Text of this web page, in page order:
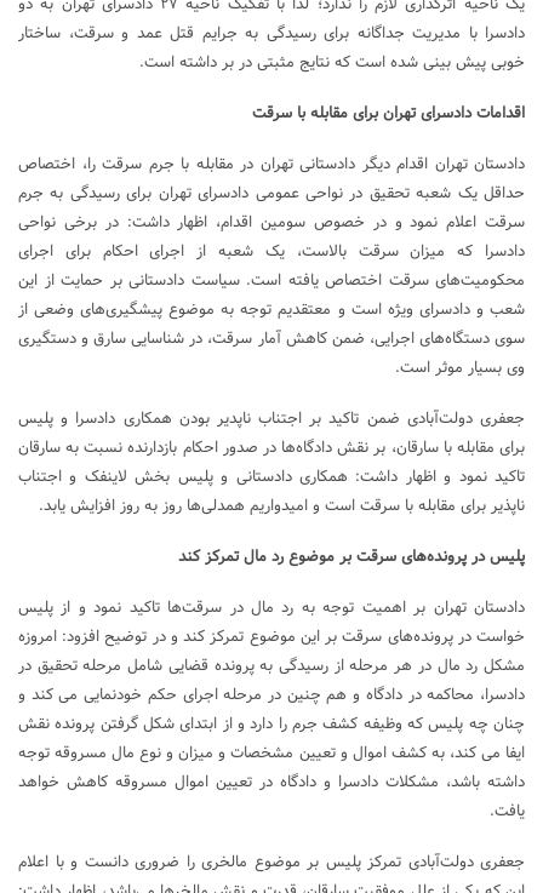
یک ناحیه اثرگذاری لازم را ندارد؛ لذا با تفکیک ناحیه ۲۷ دادسرای تهران به دو
دادسرا با مدیریت جداگانه برای رسیدگی به جرایم قتل عمد و سرقت، ساختار
خوبی پیش بینی شده است که نتایج مثبتی در بر داشته است.
اقدامات دادسرای تهران برای مقابله با سرقت
دادستان تهران اقدام دیگر دادستانی تهران در مقابله با جرم سرقت را، اختصاص
حداقل یک شعبه تحقیق در نواحی عمومی دادسرای تهران برای رسیدگی به جرم
سرقت اعلام نمود و در خصوص سومین اقدام، اظهار داشت: در برخی نواحی
دادسرا که میزان سرقت بالاست، یک شعبه از اجرای احکام برای اجرای
محکومیت‌های سرقت اختصاص یافته است. سیاست دادستانی بر حمایت از این
شعب و دادسرای ویژه است و معتقدیم توجه به موضوع پیشگیری‌های وضعی از
سوی دستگاه‌های اجرایی، ضمن کاهش آمار سرقت، در شناسایی سارق و دستگیری
وی بسیار موثر است.
جعفری دولت‌آبادی ضمن تاکید بر اجتناب ناپدیر بودن همکاری دادسرا و پلیس
برای مقابله با سارقان، بر نقش دادگاه‌ها در صدور احکام بازدارنده نسبت به سارقان
تاکید نمود و اظهار داشت: همکاری دادستانی و پلیس بخش لاینفک و اجتناب
ناپذیر برای مقابله با سرقت است و امیدواریم همدلی‌ها روز به روز افزایش یابد.
پلیس در پرونده‌های سرقت بر موضوع رد مال تمرکز کند
دادستان تهران بر اهمیت توجه به رد مال در سرقت‌ها تاکید نمود و از پلیس
خواست در پرونده‌های سرقت بر این موضوع تمرکز کند و در توضیح افزود: امروزه
مشکل رد مال در هر مرحله از رسیدگی به پرونده قضایی شامل مرحله تحقیق در
دادسرا، محاکمه در دادگاه و هم چنین در مرحله اجرای حکم خودنمایی می کند و
چنان چه پلیس که وظیفه کشف جرم را دارد و از ابتدای شکل گرفتن پرونده نقش
ایفا می کند، به کشف اموال و تعیین مشخصات و میزان و نوع مال مسروقه توجه
داشته باشد، مشکلات دادسرا و دادگاه در تعیین اموال مسروقه کاهش خواهد
یافت.
جعفری دولت‌آبادی تمرکز پلیس بر موضوع مالخری را ضروری دانست و با اعلام